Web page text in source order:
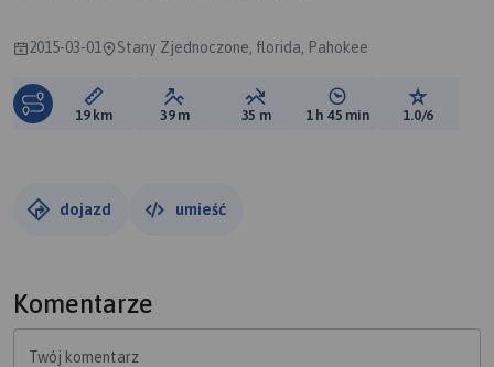
2015-03-01 Stany Zjednoczone, florida, Pahokee
Długość trasy:
19 km Suma przewyższeń:
39 m Suma spadków:
35 m Średni czas potrzebny
1 h 45 min Ocena
1.0/6
dojazd umieść
Komentarze
Twój komentarz